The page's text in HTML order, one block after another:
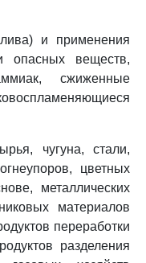
и применения
опасных веществ,
сжиженные
чугуна, стали,
цветных
металлических
материалов
переработки
разделения